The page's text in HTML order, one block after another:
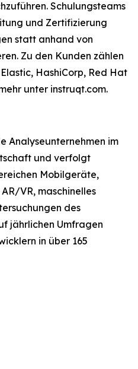
Schulungsteams
und Zertifizierung
statt anhand von
Zu den Kunden zählen
HashiCorp, Red Hat
unter instruqt.com.
Analyseunternehmen im
und verfolgt
Mobilgeräte,
VR, maschinelles
des
jährlichen Umfragen
in über 165